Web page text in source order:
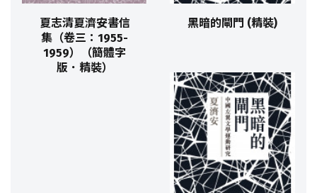
夏志清夏濟安書信
集（卷三：1955-
1959）（簡體字
版．精裝）
黑暗的閘門 (精裝)